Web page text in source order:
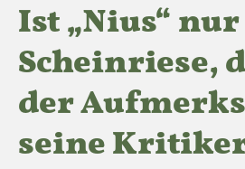
Ist „Nius“
Scheinriese,
der
seine